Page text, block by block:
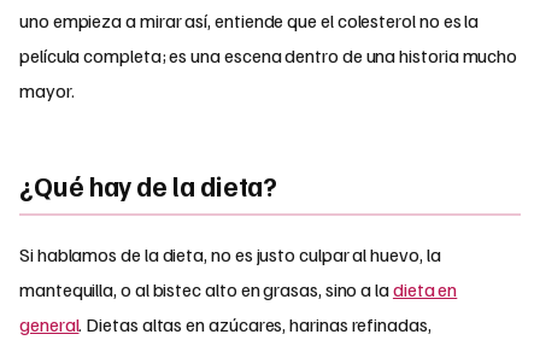
uno empieza a mirar así, entiende que el colesterol no es la
película completa; es una escena dentro de una historia mucho
mayor.
¿Qué hay de la dieta?
Si hablamos de la dieta, no es justo culpar al huevo, la
mantequilla, o al bistec alto en grasas, sino a ladieta en
general. Dietas altas en azúcares, harinas refinadas,